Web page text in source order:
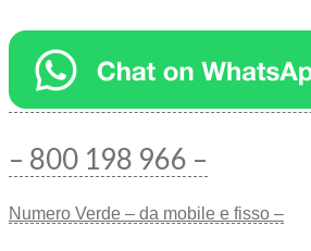
– 800 198 966 –
Numero Verde – da mobile e fisso –